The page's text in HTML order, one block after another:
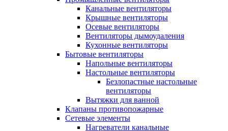
Канальные вентиляторы
Крышные вентиляторы
Осевые вентиляторы
Вентиляторы дымоудаления
Кухонные вентиляторы
Бытовые вентиляторы
Напольные вентиляторы
Настольные вентиляторы
Безлопастные настольные
вентиляторы
Вытяжки для ванной
Клапаны противопожарные
Сетевые элементы
Нагреватели канальные